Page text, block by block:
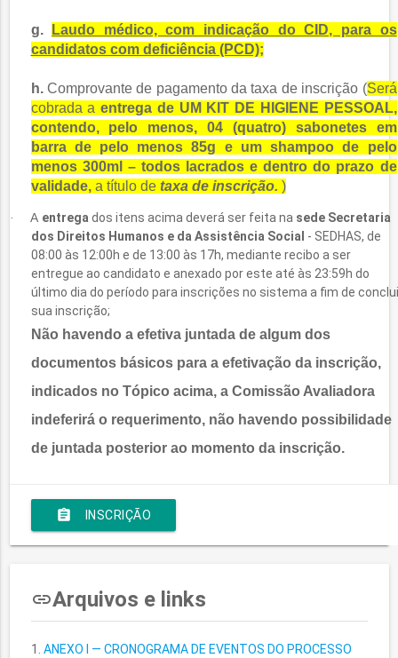
g.
Laudo médico, com indicação do CID, para os
candidatos com deficiência (PCD);
h. Comprovantede pagamento da taxa de inscrição (Será
cobrada a entrega de UM KIT DE HIGIENE PESSOAL,
contendo, pelo menos, 04 (quatro) sabonetes em
barra de pelo menos 85g e um shampoo de pelo
menos 300ml – todos lacrados e dentro do prazo de
validade, a título de taxa de inscrição. )
· A entrega dos itens acima deverá ser feita na sede Secretaria
dos Direitos Humanos e da Assistência Social - SEDHAS, de
08:00 às 12:00h e de 13:00 às 17h, mediante recibo a ser
entregue ao candidato e anexado por este até às 23:59h do
último dia do período para inscrições no sistema a fim de
sua inscrição;
Não havendo a efetiva juntada de algum dos
documentos básicos para a efetivação da inscrição,
indicados no Tópico acima, a Comissão Avaliadora
indeferirá o requerimento, não havendo possibilidade
de juntada posterior ao momento da inscrição.
assignment INSCRIÇÃO
insert_linkArquivos e links
ANEXO I — CRONOGRAMA DE EVENTOS DO PROCESSO